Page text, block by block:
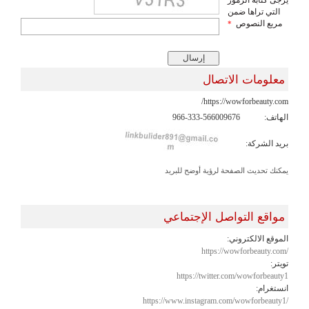
التي تراها ضمن
مربع النصوص *
معلومات الاتصال
https://wowforbeauty.com/
الهاتف:
966-333-566009676
بريد الشركة:
يمكنك تحديث الصفحة لرؤية أوضح للبريد
مواقع التواصل الإجتماعي
الموقع الالكتروني:
https://wowforbeauty.com/
تويتر:
https://twitter.com/wowforbeauty1
انستغرام:
https://www.instagram.com/wowforbeauty1/